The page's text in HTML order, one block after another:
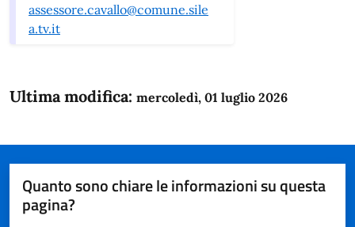
assessore.cavallo@comune.sile
a.tv.it
Ultima modifica: mercoledì, 01 luglio 2026
Quanto sono chiare le informazioni su questa
pagina?